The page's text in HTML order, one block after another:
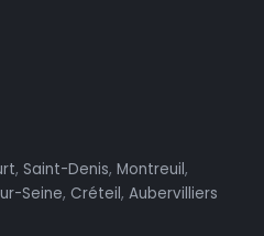
, Saint-Denis, Montreuil,
Seine, Créteil, Aubervilliers